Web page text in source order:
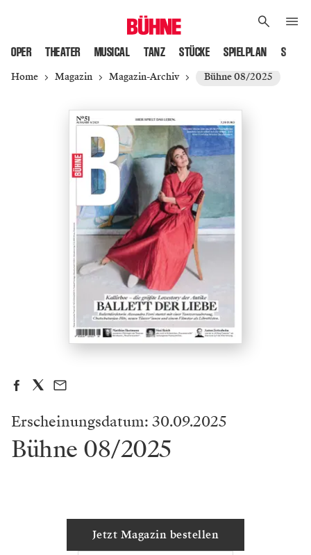
OPER THEATER MUSICAL TANZ STÜCKE SPIELPLAN
Home Magazin Magazin-Archiv Bühne 08/2025
Erscheinungsdatum: 30.09.2025
Bühne 08/2025
Jetzt Magazin bestellen